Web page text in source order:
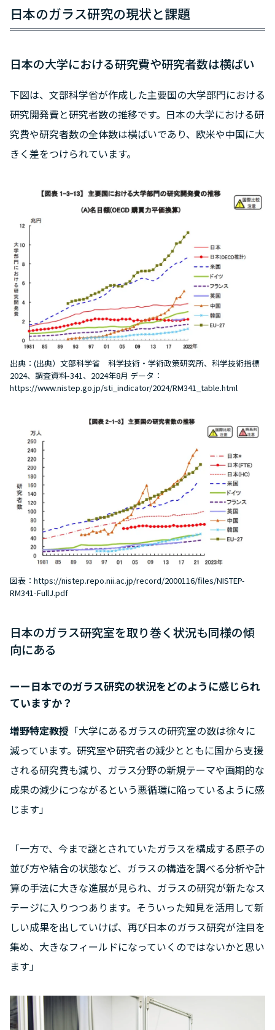
日本のガラス研究の現状と課題
日本の大学における研究費や研究者数は横ばい
下図は、文部科学省が作成した主要国の大学部門における
研究開発費と研究者数の推移です。日本の大学における研
究費や研究者数の全体数は横ばいであり、欧米や中国に大
きく差をつけられています。
出典：(出典）文部科学省 科学技術・学術政策研究所、科学技術指標
2024、調査資料-341、2024年8月 データ：
https://www.nistep.go.jp/sti_indicator/2024/RM341_table.html
図表：https://nistep.repo.nii.ac.jp/record/2000116/files/NISTEP-
RM341-FullJ.pdf
日本のガラス研究室を取り巻く状況も同様の傾
向にある
ーー日本でのガラス研究の状況をどのように感じられ
ていますか？
増野特定教授 「大学にあるガラスの研究室の数は徐々に
減っています。研究室や研究者の減少とともに国から支援
される研究費も減り、ガラス分野の新規テーマや画期的な
成果の減少につながるという悪循環に陥っているように感
じます」
「一方で、今まで謎とされていたガラスを構成する原子の
並び方や結合の状態など、ガラスの構造を調べる分析や計
算の手法に大きな進展が見られ、ガラスの研究が新たなス
テージに入りつつあります。そういった知見を活用して新
しい成果を出していけば、再び日本のガラス研究が注目を
集め、大きなフィールドになっていくのではないかと思い
ます」